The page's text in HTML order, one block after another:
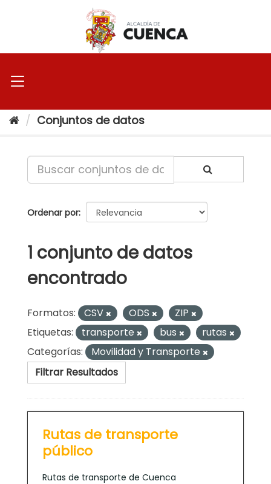
Conjuntos de datos
Ordenar por
1 conjunto de datos
encontrado
Formatos: CSV ODS
ZIP
Etiquetas:
transporte bus
rutas
Categorías:
Movilidad y Transporte
Filtrar Resultados
Rutas de transporte
público
Rutas de transporte de Cuenca